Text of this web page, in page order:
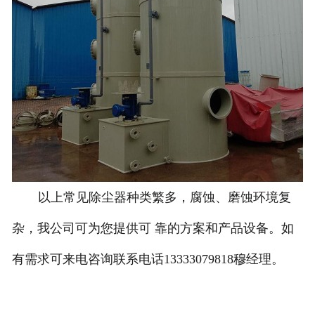
以上常见除尘器种类繁多，腐蚀、磨蚀环境复
杂，我公司可为您提供可 靠的方案和产品设备。如
有需求可来电咨询联系电话13333079818穆经理。